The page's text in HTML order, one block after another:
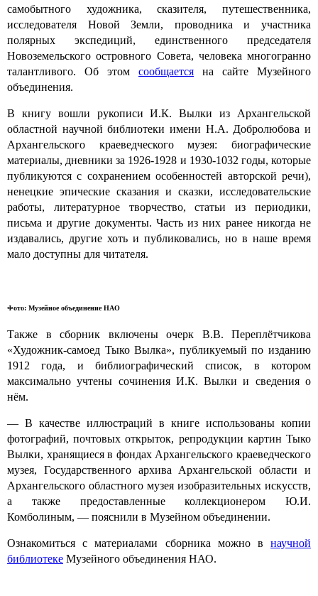
самобытного художника, сказителя, путешественника,
исследователя Новой Земли, проводника и участника
полярных экспедиций, единственного председателя
Новоземельского островного Совета, человека многогранно
талантливого. Об этом сообщается на сайте Музейного
объединения.
В книгу вошли рукописи И.К. Вылки из Архангельской
областной научной библиотеки имени Н.А. Добролюбова и
Архангельского краеведческого музея: биографические
материалы, дневники за 1926-1928 и 1930-1032 годы, которые
публикуются с сохранением особенностей авторской речи),
ненецкие эпические сказания и сказки, исследовательские
работы, литературное творчество, статьи из периодики,
письма и другие документы. Часть из них ранее никогда не
издавались, другие хоть и публиковались, но в наше время
мало доступны для читателя.
Фото: Музейное объединение НАО
Также в сборник включены очерк В.В. Переплётчикова
«Художник-самоед Тыко Вылка», публикуемый по изданию
1912 года, и библиографический список, в котором
максимально учтены сочинения И.К. Вылки и сведения о
нём.
— В качестве иллюстраций в книге использованы копии
фотографий, почтовых открыток, репродукции картин Тыко
Вылки, хранящиеся в фондах Архангельского краеведческого
музея, Государственного архива Архангельской области и
Архангельского областного музея изобразительных искусств,
а также предоставленные коллекционером Ю.И.
Комболиным, — пояснили в Музейном объединении.
Ознакомиться с материалами сборника можно в научной
библиотеке Музейного объединения НАО.